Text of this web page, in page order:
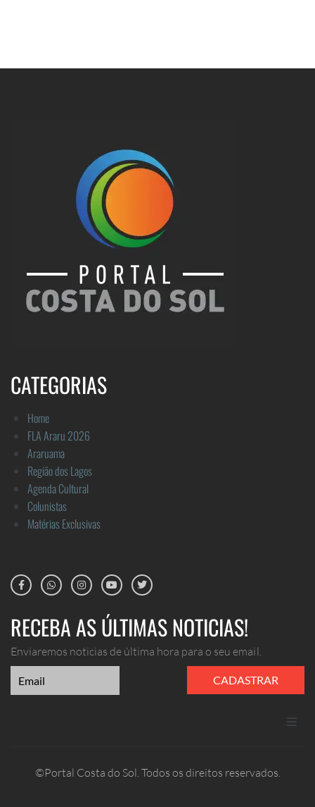
CATEGORIAS
Home
FLA Araru 2026
Araruama
Região dos Lagos
Agenda Cultural
Colunistas
Matérias Exclusivas
RECEBA AS ÚLTIMAS NOTICIAS!
Enviaremos noticias de última hora para o seu email.
CADASTRAR
©Portal Costa do Sol. Todos os direitos reservados.